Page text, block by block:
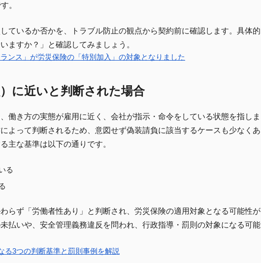
。
ているか否かを、トラブル防止の観点から契約前に確認します。具体的
ますか？」と確認してみましょう。
ンス」が労災保険の「特別加入」の対象となりました
に近いと判断された場合
働き方の実態が雇用に近く、会社が指示・命令をしている状態を指しま
よって判断されるため、意図せず偽装請負に該当するケースも少なくあ
主な基準は以下の通りです。
る
らず「労働者性あり」と判断され、労災保険の適用対象となる可能性が
払いや、安全管理義務違反を問われ、行政指導・罰則の対象になる可能
る3つの判断基準と罰則事例を解説